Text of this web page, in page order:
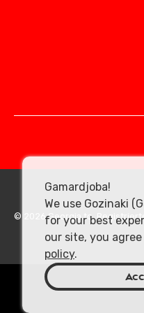
© 2026 Georgia.to.
Gamardjoba!
We use Gozinaki
for your best
our site, you
policy.